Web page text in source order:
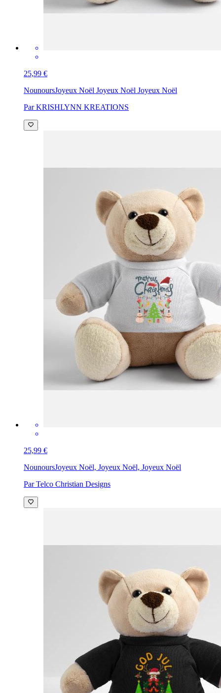
25,99 €
NounoursJoyeux Noël Joyeux Noël Joyeux Noël
Par KRISHLYNN KREATIONS
25,99 €
NounoursJoyeux Noël, Joyeux Noël, Joyeux Noël
Par Telco Christian Designs